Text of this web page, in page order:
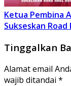
Ketua Pembina
Sukseskan
Tinggalkan
Alamat email
wajib ditandai *